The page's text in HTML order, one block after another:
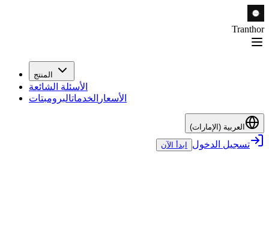
Tranthor
المنتج
الأسئلة الشائعة
الأسعار الخدماتالبرومبتات
العربية (الإمارات)
تسجيل الدخول ابدأ الآن